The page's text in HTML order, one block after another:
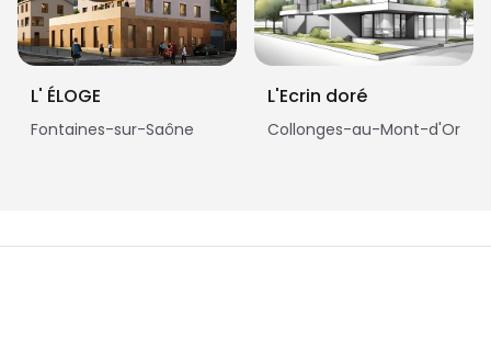
L' ÉLOGE
Fontaines-sur-Saône
L'Ecrin doré
Collonges-au-Mont-d'Or